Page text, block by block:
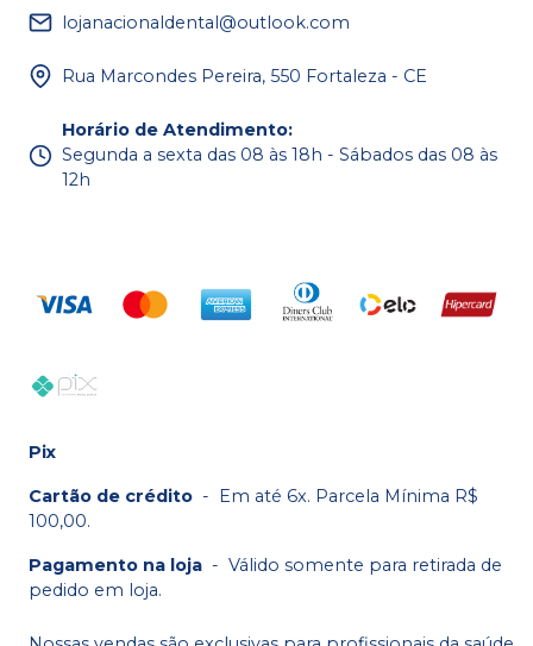
lojanacionaldental@outlook.com
Rua Marcondes Pereira, 550 Fortaleza - CE
Horário de Atendimento:
Segunda a sexta das 08 às 18h - Sábados das 08 às
12h
Pix
Cartão de crédito - Em até 6x. Parcela Mínima R$
100,00.
Pagamento na loja - Válido somente para retirada de
pedido em loja.